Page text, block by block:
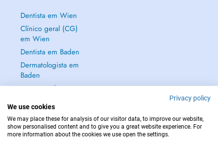
Dentista em Wien
Clínico geral (CG)
em Wien
Dentista em Baden
Dermatologista em
Baden
Mostrar tudo →
EM CASO DE EMERGÊNCIA, CONTACTE : 112
Privacy policy
We use cookies
We may place these for analysis of our visitor data, to improve our website,
show personalised content and to give you a great website experience. For
more information about the cookies we use open the settings.